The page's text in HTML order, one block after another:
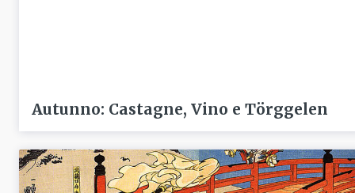
Autunno: Castagne, Vino e Törggelen